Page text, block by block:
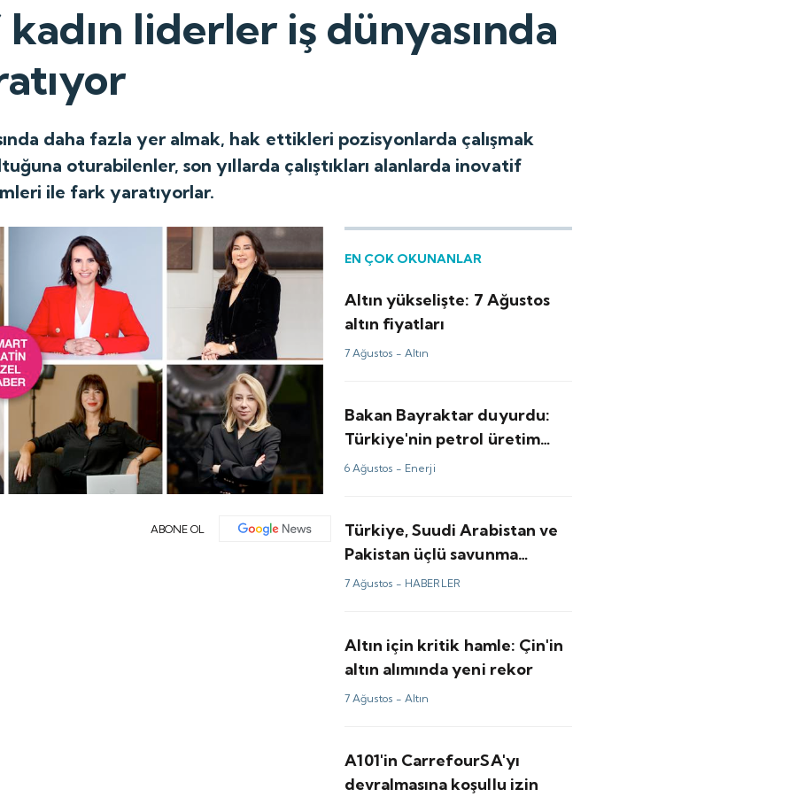
liderler iş dünyasında
daha fazla yer almak, hak ettikleri pozisyonlarda çalışmak
oturabilenler, son yıllarda çalıştıkları alanlarda inovatif
ile fark yaratıyorlar.
ABONE OL
EN ÇOK OKUNANLAR
Altın yükselişte: 7 Ağustos
altın fiyatları
7 Ağustos -Altın
Bakan Bayraktar duyurdu:
Türkiye'nin petrol üretim
üssünde yeni rekor
6 Ağustos - Enerji
Türkiye, Suudi Arabistan ve
Pakistan üçlü savunma
anlaşması imzaladı
7 Ağustos - HABERLER
Altın için kritik hamle: Çin'in
altın alımında yeni rekor
7 Ağustos -Altın
A101'in CarrefourSA'yı
devralmasına koşullu izin